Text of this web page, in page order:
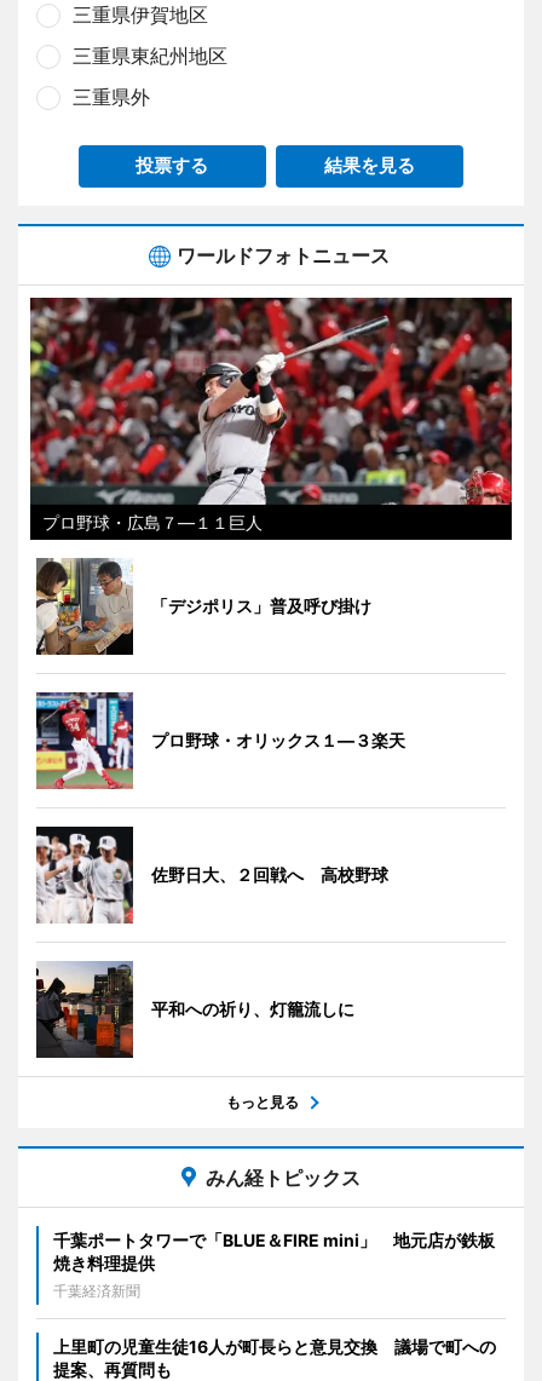
三重県伊賀地区
三重県東紀州地区
三重県外
投票する 結果を見る
ワールドフォトニュース
プロ野球・広島７―１１巨人
「デジポリス」普及呼び掛け
プロ野球・オリックス１―３楽天
佐野日大、２回戦へ 高校野球
平和への祈り、灯籠流しに
もっと見る
みん経トピックス
千葉ポートタワーで「BLUE＆FIRE mini」 地元店が鉄板
焼き料理提供
千葉経済新聞
上里町の児童生徒16人が町長らと意見交換 議場で町への
提案、再質問も